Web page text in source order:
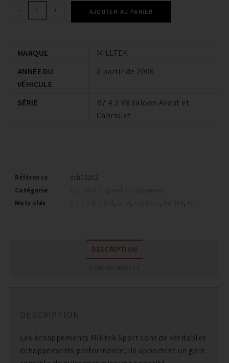
- + AJOUTER AU PANIER
MARQUE
MILLTEK
ANNÉE DU
VÉHICULE
à partir de 2006
SÉRIE
B7 4.2 V8 Saloon Avant et
Cabriolet
Référence
ech00102
Catégorie
Mots clés
, , , ,
DESCRIPTION
DESCRIPTION
Les échappements Milltek Sport sont de véritables
échappements performance, ils apportent un gain